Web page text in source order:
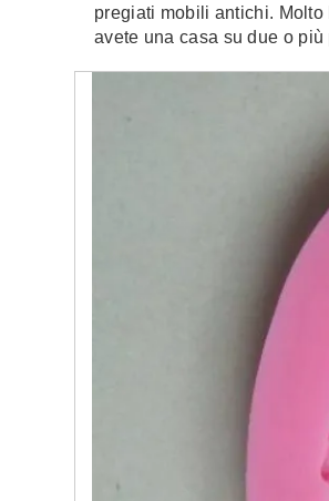
pregiati mobili antichi.
avete una casa su due o